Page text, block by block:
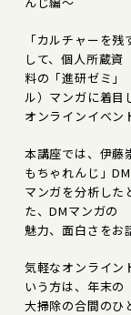
「カルチャーを
して、個人所蔵資
料の「進研ゼミ」
ル）マンガに着目
オンラインイベン
本講座では、伊藤
もちゃれんじ」DM
マンガを分析した
た、DMマンガの
魅力、面白さをお
気軽なオンライン
いう方は、年末の
大掃除の合間のひ